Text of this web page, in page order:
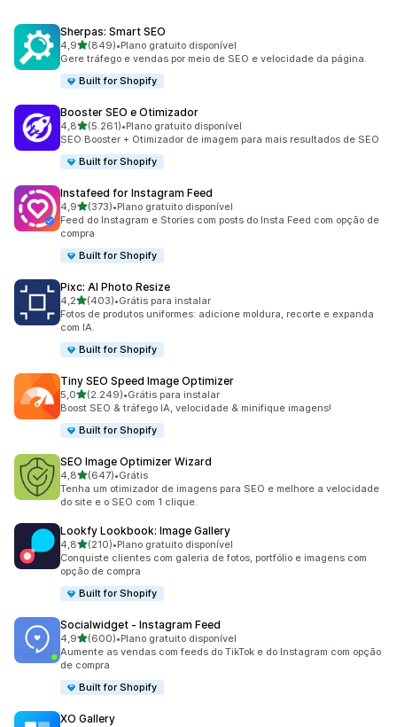
Sherpas: Smart SEO
4,9de 5 estrelas
(849)
849 avaliações ao todo
•Plano gratuito disponível
Gere tráfego e vendas por meio de SEO e velocidade da página.
Built for Shopify
Booster SEO e Otimizador
4,8de 5 estrelas
(5.261)
5261 avaliações ao todo
•Plano gratuito disponível
SEO Booster + Otimizador de imagem para mais resultados de SEO
Built for Shopify
Instafeed for Instagram Feed
4,9de 5 estrelas
(373)
373 avaliações ao todo
•Plano gratuito disponível
Feed do Instagram e Stories com posts do Insta Feed com opção de
compra
Built for Shopify
Pixc: AI Photo Resize
4,2de 5 estrelas
(403)
403 avaliações ao todo
•Grátis para instalar
Fotos de produtos uniformes: adicione moldura, recorte e expanda
com IA.
Built for Shopify
Tiny SEO Speed Image Optimizer
5,0de 5 estrelas
(2.249)
2249 avaliações ao todo
•Grátis para instalar
Boost SEO & tráfego IA, velocidade & minifique imagens!
Built for Shopify
SEO Image Optimizer Wizard
4,8de 5 estrelas
(647)
647 avaliações ao todo
•Grátis
Tenha um otimizador de imagens para SEO e melhore a velocidade
do site e o SEO com 1 clique.
Lookfy Lookbook: Image Gallery
4,8de 5 estrelas
(210)
210 avaliações ao todo
•Plano gratuito disponível
Conquiste clientes com galeria de fotos, portfólio e imagens com
opção de compra
Built for Shopify
Socialwidget ‑ Instagram Feed
4,9de 5 estrelas
(600)
600 avaliações ao todo
•Plano gratuito disponível
Aumente as vendas com feeds do TikTok e do Instagram com opção
de compra
Built for Shopify
XO Gallery